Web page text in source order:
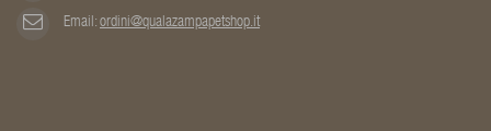
Email: ordini@qualazampapetshop.it